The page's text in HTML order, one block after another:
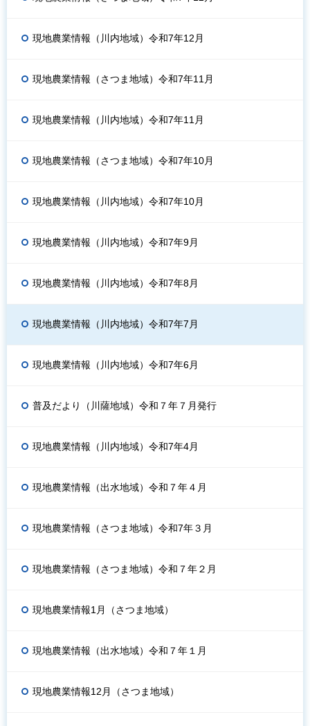
現地農業情報（川内地域）令和7年12月
現地農業情報（さつま地域）令和7年11月
現地農業情報（川内地域）令和7年11月
現地農業情報（さつま地域）令和7年10月
現地農業情報（川内地域）令和7年10月
現地農業情報（川内地域）令和7年9月
現地農業情報（川内地域）令和7年8月
現地農業情報（川内地域）令和7年7月
現地農業情報（川内地域）令和7年6月
普及だより（川薩地域）令和７年７月発行
現地農業情報（川内地域）令和7年4月
現地農業情報（出水地域）令和７年４月
現地農業情報（さつま地域）令和7年３月
現地農業情報（さつま地域）令和７年２月
現地農業情報1月（さつま地域）
現地農業情報（出水地域）令和７年１月
現地農業情報12月（さつま地域）